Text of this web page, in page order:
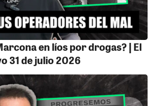
en líos por drogas? | El
31 de julio 2026